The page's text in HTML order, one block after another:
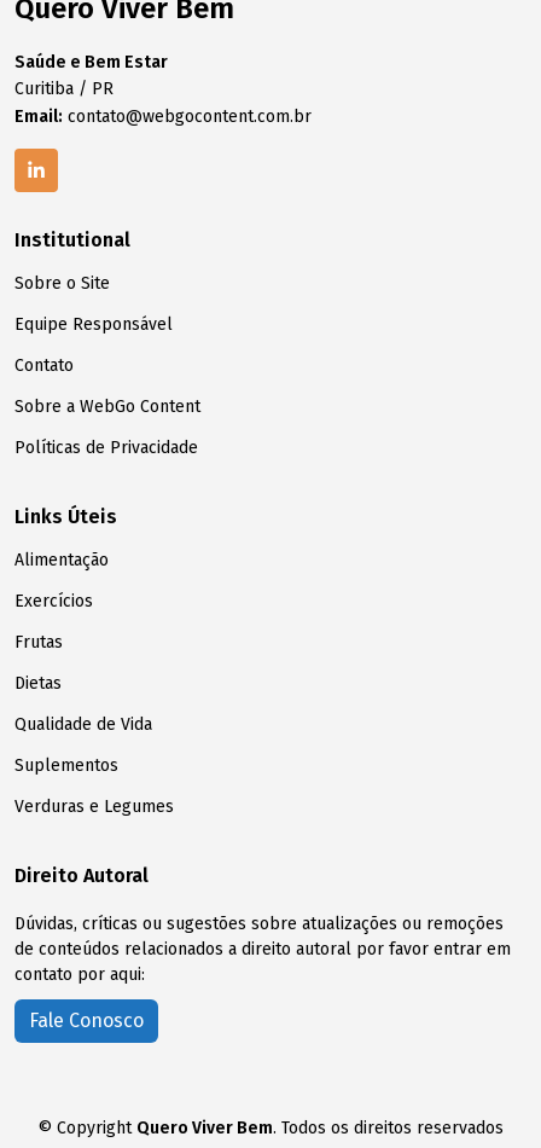
Quero Viver Bem
Saúde e Bem Estar
Curitiba / PR
Email: contato@webgocontent.com.br
Institutional
Sobre o Site
Equipe Responsável
Contato
Sobre a WebGo Content
Políticas de Privacidade
Links Úteis
Alimentação
Exercícios
Frutas
Dietas
Qualidade de Vida
Suplementos
Verduras e Legumes
Direito Autoral
Dúvidas, críticas ou sugestões sobre atualizações ou remoções
de conteúdos relacionados a direito autoral por favor entrar em
contato por aqui:
Fale Conosco
© Copyright Quero Viver Bem. Todos os direitos reservados